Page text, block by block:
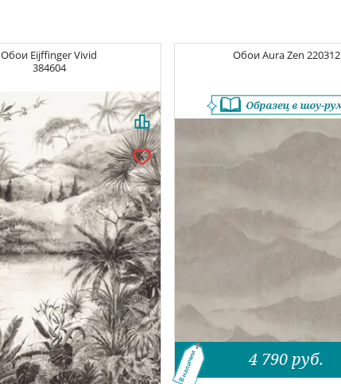
Обои Eijffinger Vivid
384604
ОбоиAura Zen 220312
4 790 руб.
В наличии